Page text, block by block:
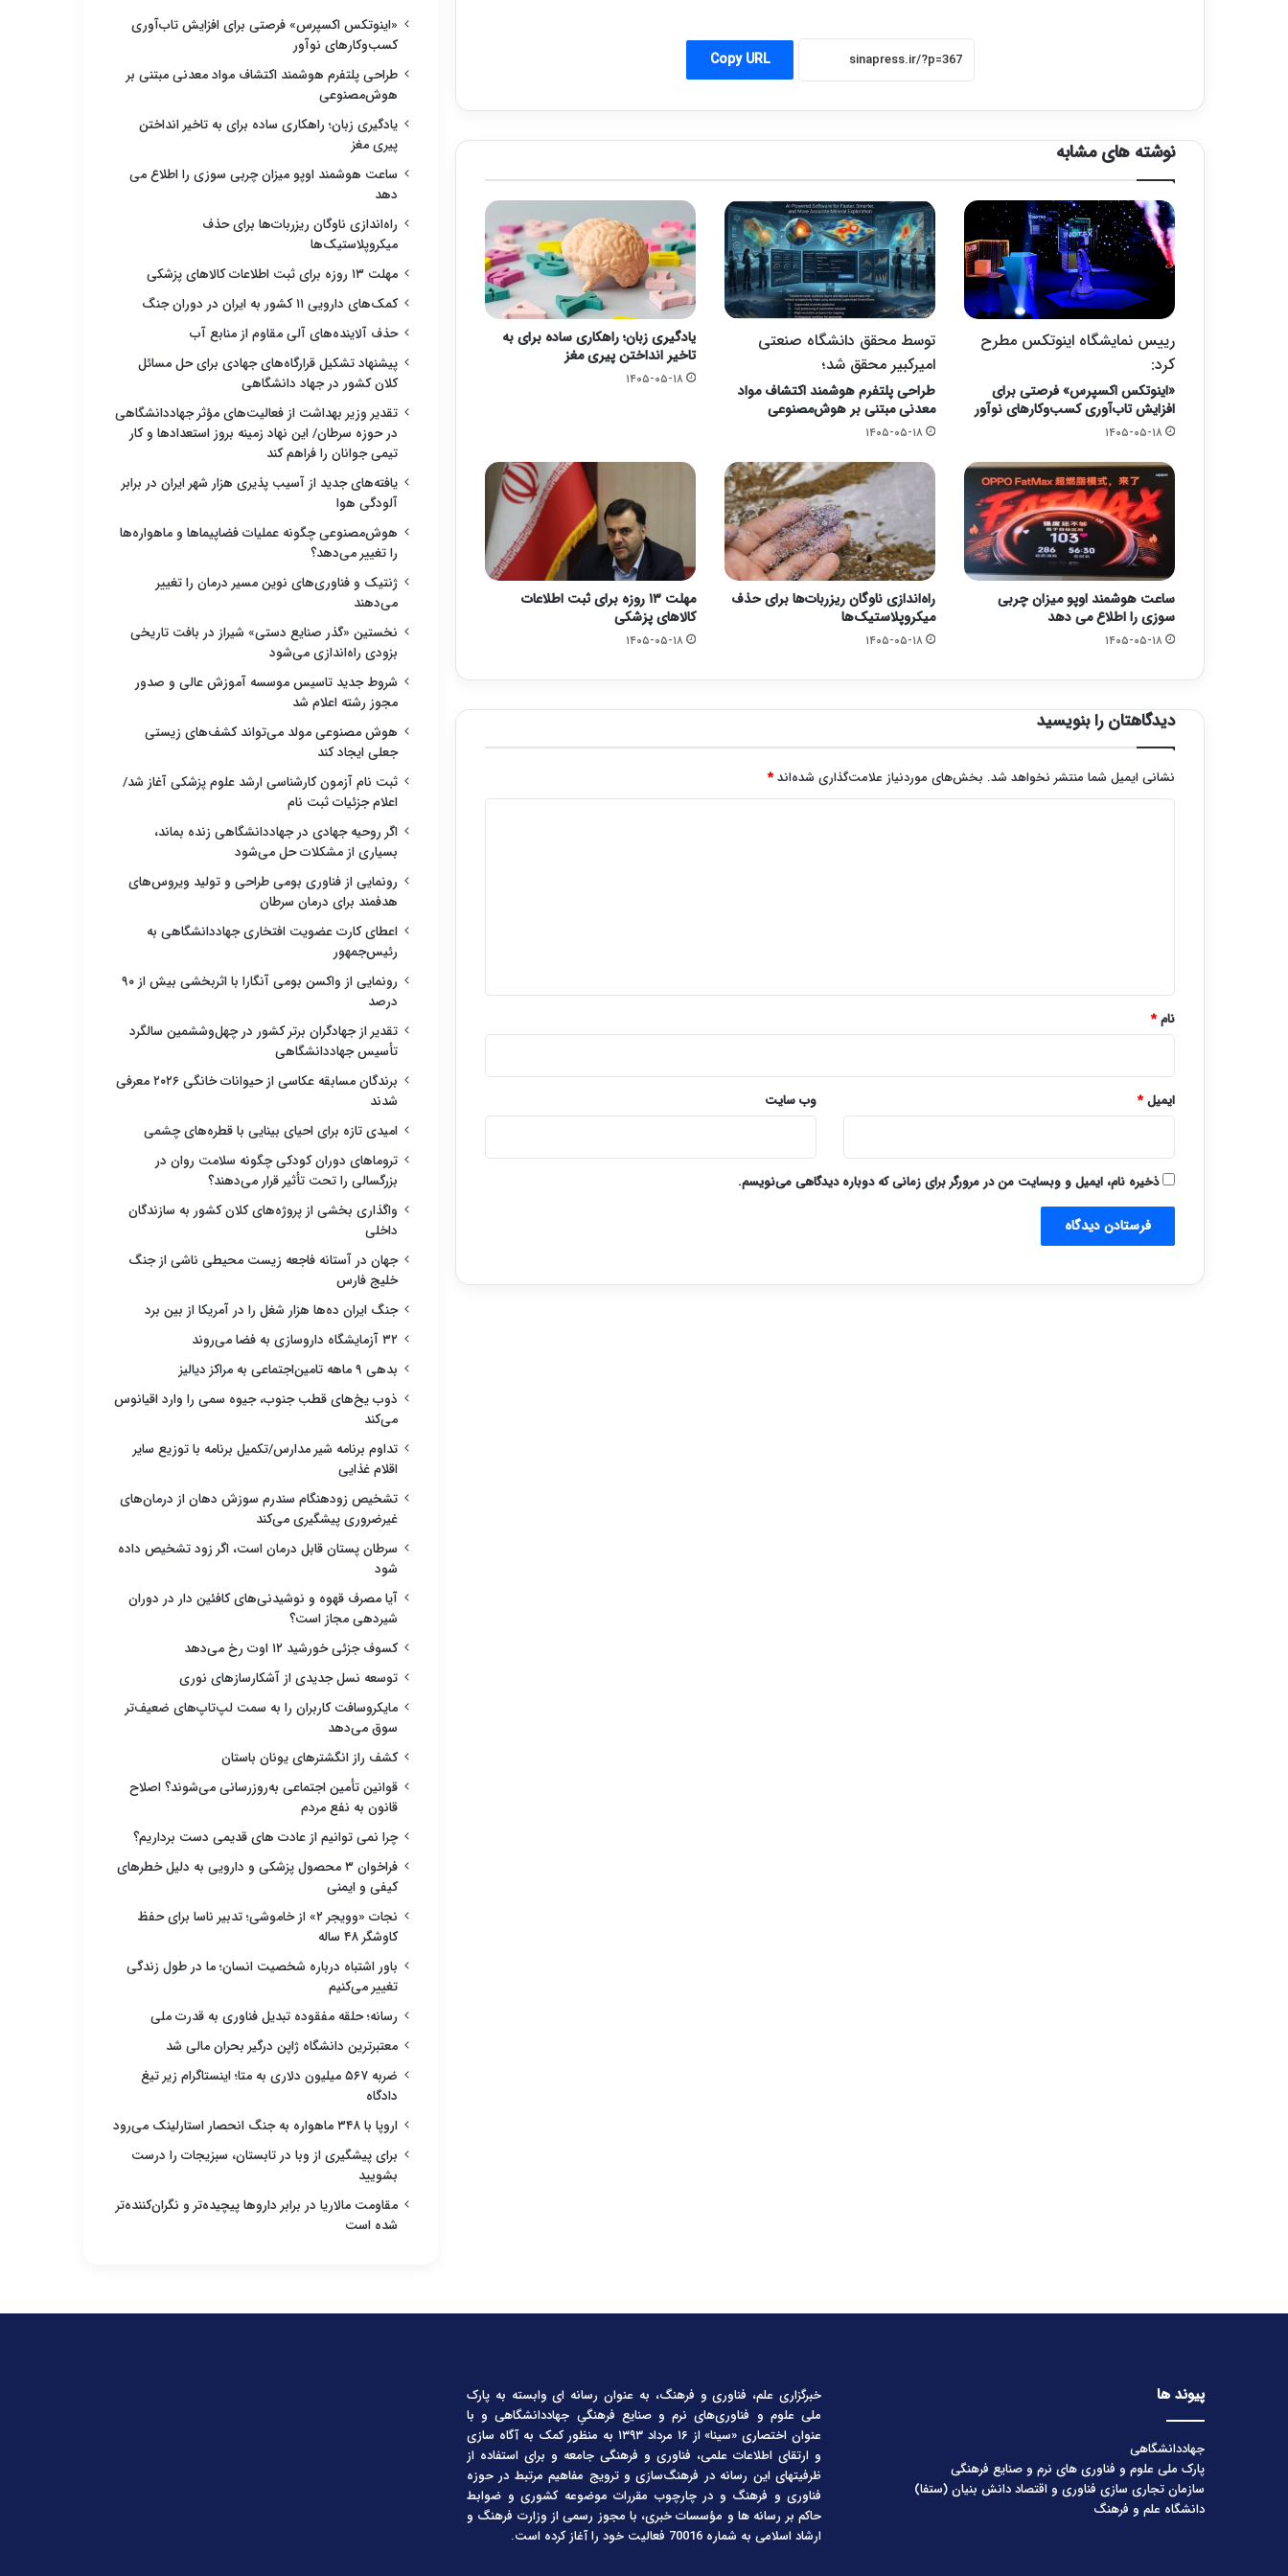
Copy URL
نوشته های مشابه
رییس نمایشگاه اینوتکس مطرح
کرد:
«اینوتکس اکسپرس» فرصتی برای
افزایش تاب‌آوری کسب‌وکارهای نوآور
۱۴۰۵-۰۵-۱۸
توسط محقق دانشگاه صنعتی
امیرکبیر محقق شد؛
طراحی پلتفرم هوشمند اکتشاف مواد
معدنی مبتنی بر هوش‌مصنوعی
۱۴۰۵-۰۵-۱۸
یادگیری زبان؛ راهکاری ساده برای به
تاخیر انداختن پیری مغز
۱۴۰۵-۰۵-۱۸
ساعت هوشمند اوپو میزان چربی
سوزی را اطلاع می دهد
۱۴۰۵-۰۵-۱۸
راه‌اندازی ناوگان ریزربات‌ها برای حذف
میکروپلاستیک‌ها
۱۴۰۵-۰۵-۱۸
مهلت ۱۳ روزه برای ثبت اطلاعات
کالاهای پزشکی
۱۴۰۵-۰۵-۱۸
دیدگاهتان را بنویسید
نشانی ایمیل شما منتشر نخواهد شد. بخش‌های موردنیاز علامت‌گذاری شده‌اند*
نام*
ایمیل* وب‌ سایت
ذخیره نام، ایمیل و وبسایت من در مرورگر برای زمانی که دوباره دیدگاهی می‌نویسم.
«اینوتکس اکسپرس» فرصتی برای افزایش تاب‌آوری
کسب‌وکارهای نوآور
طراحی پلتفرم هوشمند اکتشاف مواد معدنی مبتنی بر
هوش‌مصنوعی
یادگیری زبان؛ راهکاری ساده برای به تاخیر انداختن
پیری مغز
ساعت هوشمند اوپو میزان چربی سوزی را اطلاع می
دهد
راه‌اندازی ناوگان ریزربات‌ها برای حذف
میکروپلاستیک‌ها
مهلت ۱۳ روزه برای ثبت اطلاعات کالاهای پزشکی
کمک‌های دارویی ۱۱ کشور به ایران در دوران جنگ
حذف آلاینده‌های آلی مقاوم از منابع آب
پیشنهاد تشکیل قرارگاه‌های جهادی برای حل مسائل
کلان کشور در جهاد دانشگاهی
تقدیر وزیر بهداشت از فعالیت‌های مؤثر جهاددانشگاهی
در حوزه سرطان/ این نهاد زمینه بروز استعدادها و کار
تیمی جوانان را فراهم کند
یافته‌های جدید از آسیب پذیری هزار شهر ایران در برابر
آلودگی هوا
هوش‌مصنوعی چگونه عملیات فضاپیماها و ماهواره‌ها
را تغییر می‌دهد؟
ژنتیک و فناوری‌های نوین مسیر درمان را تغییر
می‌دهند
نخستین «گذر صنایع دستی» شیراز در بافت تاریخی
بزودی راه‌اندازی می‌شود
شروط جدید تاسیس موسسه آموزش عالی و صدور
مجوز رشته اعلام شد
هوش مصنوعی مولد می‌تواند کشف‌های زیستی
جعلی ایجاد کند
ثبت نام آزمون کارشناسی ارشد علوم پزشکی آغاز شد/
اعلام جزئیات ثبت نام
اگر روحیه جهادی در جهاددانشگاهی زنده بماند،
بسیاری از مشکلات حل می‌شود
رونمایی از فناوری بومی طراحی و تولید ویروس‌های
هدفمند برای درمان سرطان
اعطای کارت عضویت افتخاری جهاددانشگاهی به
رئیس‌جمهور
رونمایی از واکسن بومی آنگارا با اثربخشی بیش از ۹۰
درصد
تقدیر از جهادگران برتر کشور در چهل‌وششمین سالگرد
تأسیس جهاددانشگاهی
برندگان مسابقه عکاسی از حیوانات خانگی ۲۰۲۶ معرفی
شدند
امیدی تازه برای احیای بینایی با قطره‌های چشمی
تروماهای دوران کودکی چگونه سلامت روان در
بزرگسالی را تحت تأثیر قرار می‌دهند؟
واگذاری بخشی از پروژه‌های کلان کشور به سازندگان
داخلی
جهان در آستانه فاجعه زیست محیطی ناشی از جنگ
خلیج فارس
جنگ ایران ده‌ها هزار شغل را در آمریکا از بین برد
۳۲ آزمایشگاه داروسازی به فضا می‌روند
بدهی ۹ ماهه تامین‌اجتماعی به مراکز دیالیز
ذوب یخ‌های قطب جنوب، جیوه سمی را وارد اقیانوس
می‌کند
تداوم برنامه شیر مدارس/تکمیل برنامه با توزیع سایر
اقلام غذایی
تشخیص زودهنگام سندرم سوزش دهان از درمان‌های
غیرضروری پیشگیری می‌کند
سرطان پستان قابل درمان است، اگر زود تشخیص داده
شود
آیا مصرف قهوه و نوشیدنی‌های کافئین دار در دوران
شیردهی مجاز است؟
کسوف جزئی خورشید ۱۲ اوت رخ می‌دهد
توسعه نسل جدیدی از آشکارسازهای نوری
مایکروسافت کاربران را به سمت لپ‌تاپ‌های ضعیف‌تر
سوق می‌دهد
کشف راز انگشترهای یونان باستان
قوانین تأمین اجتماعی به‌روزرسانی می‌شوند؟ اصلاح
قانون به نفع مردم
چرا نمی توانیم از عادت های قدیمی دست برداریم؟
فراخوان ۳ محصول پزشکی و دارویی به دلیل خطرهای
کیفی و ایمنی
نجات «وویجر ۲» از خاموشی؛ تدبیر ناسا برای حفظ
کاوشگر ۴۸ ساله
باور اشتباه درباره شخصیت انسان؛ ما در طول زندگی
تغییر می‌کنیم
رسانه؛ حلقه مفقوده تبدیل فناوری به قدرت ملی
معتبرترین دانشگاه ژاپن درگیر بحران مالی شد
ضربه ۵۶۷ میلیون دلاری به متا؛ اینستاگرام زیر تیغ
دادگاه
اروپا با ۳۴۸ ماهواره به جنگ انحصار استارلینک می‌رود
برای پیشگیری از وبا در تابستان، سبزیجات را درست
بشویید
مقاومت مالاریا در برابر داروها پیچیده‌تر و نگران‌کننده‌تر
شده است
پیوند ها
جهاددانشگاهی
پارک ملی علوم و فناوری های نرم و صنایع فرهنگی
سازمان تجاری سازی فناوری و اقتصاد دانش بنیان (ستفا)
دانشگاه علم و فرهنگ
خبرگزاری علم، فناوری و فرهنگ، به عنوان رسانه ای وابسته به پارک
ملی علوم و فناوری‌های نرم و صنایع فرهنگیِ جهاددانشگاهی و با
عنوان اختصاری «سینا» از ۱۶ مرداد ۱۳۹۳ به منظور کمک به آگاه سازی
و ارتقای اطلاعات علمی، فناوری و فرهنگی جامعه و برای استفاده از
ظرفیتهای این رسانه در فرهنگ‌سازی و ترویج مفاهیم مرتبط در حوزه
فناوری و فرهنگ و در چارچوب مقررات موضوعه کشوری و ضوابط
حاکم بر رسانه ها و مؤسسات خبری، با مجوز رسمی از وزارت فرهنگ و
ارشاد اسلامی به شماره 70016 فعالیت خود را آغاز کرده است.